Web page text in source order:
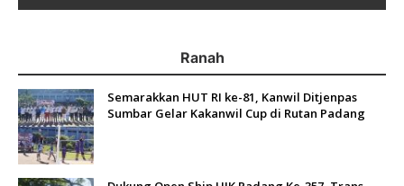
Ranah
Semarakkan HUT RI ke-81, Kanwil Ditjenpas
Sumbar Gelar Kakanwil Cup di Rutan Padang